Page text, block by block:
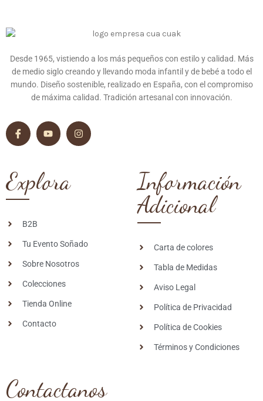
Desde 1965, vistiendo a los más pequeños con estilo y calidad. Más
de medio siglo creando y llevando moda infantil y de bebé a todo el
mundo. Diseño sostenible, realizado en España, con el compromiso
de máxima calidad. Tradición artesanal con innovación.
Explora
B2B
Tu Evento Soñado
Sobre Nosotros
Colecciones
Tienda Online
Contacto
Información
Adicional
Carta de colores
Tabla de Medidas
Aviso Legal
Política de Privacidad
Política de Cookies
Términos y Condiciones
Contactanos